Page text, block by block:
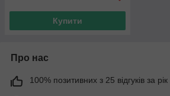
Купити
Про нас
100% позитивних з 25 відгуків за рік